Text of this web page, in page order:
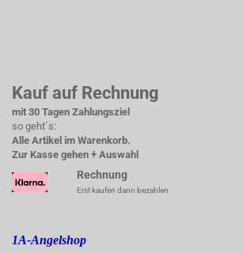
Kauf auf Rechnung
mit 30 Tagen Zahlungsziel
so geht´s:
Alle Artikel im Warenkorb.
Zur Kasse gehen + Auswahl
Rechnung
Erst kaufen dann bezahlen
1A-Angelshop